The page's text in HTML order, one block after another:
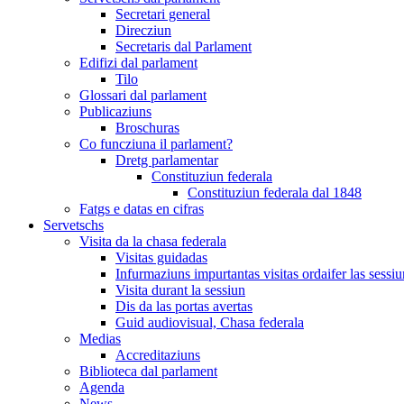
Secretari general
Direcziun
Secretaris dal Parlament
Edifizi dal parlament
Tilo
Glossari dal parlament
Publicaziuns
Broschuras
Co funcziuna il parlament?
Dretg parlamentar
Constituziun federala
Constituziun federala dal 1848
Fatgs e datas en cifras
Servetschs
Visita da la chasa federala
Visitas guidadas
Infurmaziuns impurtantas visitas ordaifer las
Visita durant la sessiun
Dis da las portas avertas
Guid audiovisual, Chasa federala
Medias
Accreditaziuns
Biblioteca dal parlament
Agenda